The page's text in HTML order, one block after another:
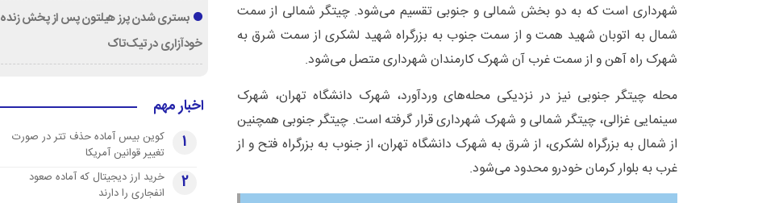
شهرداری است که به دو بخش شمالی و جنوبی تقسیم می‌شود. چیتگر شمالی از سمت
شمال به اتوبان شهید همت و از سمت جنوب به بزرگراه شهید لشکری از سمت شرق به
شهرک راه آهن و از سمت غرب آن شهرک کارمندان شهرداری متصل می‌شود.
محله چیتگر جنوبی نیز در نزدیکی محله‌های وردآورد، شهرک دانشگاه تهران، شهرک
سینمایی غزالی، چیتگر شمالی و شهرک شهرداری قرار گرفته است. چیتگر جنوبی همچنین
از شمال به بزرگراه لشکری، از شرق به شهرک دانشگاه تهران، از جنوب به بزرگراه فتح و از
غرب به بلوار کرمان خودرو محدود می‌شود.
بستری شدن پرز هیلتون پس از پخش زنده
خودآزاری در تیک‌تاک
اخبار مهم
1
کوین بیس آماده حذف تتر در صورت
تغییر قوانین آمریکا
2
خرید ارز دیجیتال که آماده صعود
انفجاری را دارند